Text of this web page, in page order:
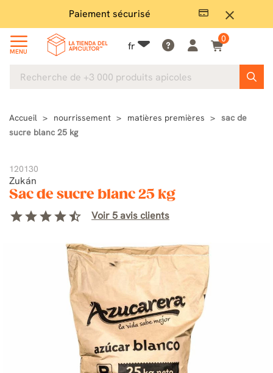
close
Paiement sécurisé
MENU fr
0
Accueil nourrissement matières premières
sac de
sucre blanc 25 kg
120130
Zukán
Sac de sucre blanc 25 kg
starstarstarstarstar_half Voir 5 avis clients